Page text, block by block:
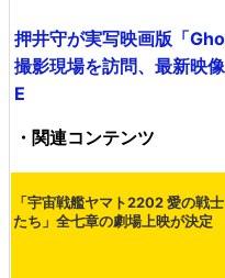
押井守が実写映画版「
撮影現場を訪問、最新映
E
・関連コンテンツ
「宇宙戦艦ヤマト2202 愛の戦士
たち」全七章の劇場上映が決定